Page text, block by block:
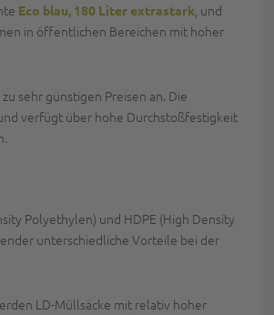
Eco blau, 180 Liter extrastark, und
in öffentlichen Bereichen mit hoher
sehr günstigen Preisen an. Die
verfügt über hohe Durchstoßfestigkeit
Polyethylen) und HDPE (High Density
unterschiedliche Vorteile bei der
LD-Müllsäcke mit relativ hoher